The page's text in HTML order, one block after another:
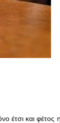
έτσι και φέτος